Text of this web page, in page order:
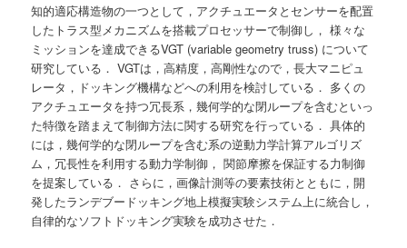
動
知的適応構造物の一つとして，アクチュエータとセンサーを配置
したトラス型メカニズムを搭載プロセッサーで制御し， 様々な
ミッションを達成できるVGT (variable geometry truss) について
研究している． VGTは，高精度，高剛性なので，長大マニピュ
レータ，ドッキング機構などへの利用を検討している． 多くの
アクチュエータを持つ冗長系，幾何学的な閉ループを含むといっ
た特徴を踏まえて制御方法に関する研究を行っている． 具体的
には，幾何学的な閉ループを含む系の逆動力学計算アルゴリズ
ム，冗長性を利用する動力学制御， 関節摩擦を保証する力制御
を提案している． さらに，画像計測等の要素技術とともに，開
発したランデブードッキング地上模擬実験システム上に統合し，
自律的なソフトドッキング実験を成功させた．